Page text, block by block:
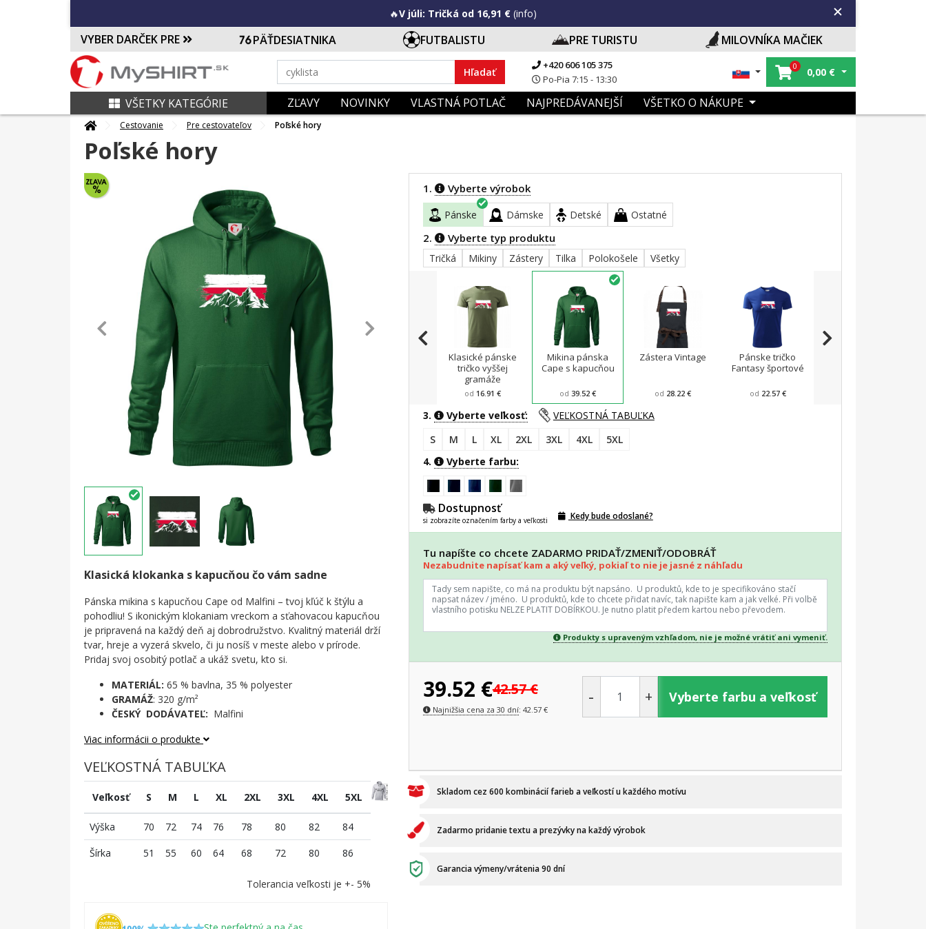
🔥V júli: Tričká od 16,91 € (info)
VYBER DARČEK PRE PÄŤDESIATNIKA FUTBALISTU PRE TURISTU MILOVNÍKA MAČIEK
Hľadať
+420 606 105 375
Po-Pia 7:15 - 13:30
0 0,00 €
VŠETKY KATEGÓRIE ZĽAVY NOVINKY VLASTNÁ POTLAČ NAJPREDÁVANEJŠÍ VŠETKO O NÁKUPE
Cestovanie Pre cestovateľov Poľské hory
Poľské hory
Klasická klokanka s kapucňou čo vám sadne
Pánska mikina s kapucňou Cape od Malfini – tvoj kľúč k štýlu a
pohodliu! S ikonickým klokaniam vreckom a sťahovacou kapucňou
je pripravená na každý deň aj dobrodružstvo. Kvalitný materiál drží
tvar, hreje a vyzerá skvelo, či ju nosíš v meste alebo v prírode.
Pridaj svoj osobitý potlač a ukáž svetu, kto si.
MATERIÁL: 65 % bavlna, 35 % polyester
GRAMÁŽ: 320 g/m²
ČESKÝ DODÁVATEĽ: Malfini
Viac informácii o produkte
VEĽKOSTNÁ TABUĽKA
Veľkosť S M L XL 2XL 3XL 4XL 5XL
Výška 70 72 74 76 78 80 82
84
Šírka
51 55 60 64 68 72 80 86
Tolerancia veľkosti je +- 5%
1. Vyberte výrobok
Pánske Dámske Detské Ostatné
2. Vyberte typ produktu
Tričká Mikiny Zástery Tilka Polokošele Všetky
Klasické pánske
tričko vyššej
gramáže
od 16.91 €
Mikina pánska
Cape s kapucňou
od 39.52 €
Zástera Vintage
od 28.22 €
Pánske tričko
Fantasy športové
od 22.57 €
3. Vyberte veľkosť:
VEĽKOSTNÁ TABUĽKA
S
M L XL 2XL 3XL 4XL
5XL
4.
Vyberte farbu:
Dostupnosť
si zobrazíte označením farby a veľkosti Kedy bude odoslané?
Tu napíšte co chcete ZADARMO PRIDAŤ/ZMENIŤ/ODOBRÁŤ
Nezabudnite napísať kam a aký veľký, pokiaľ to nie je jasné z náhľadu
Produkty s upraveným vzhľadom, nie je možné vrátiť ani vymeniť.
39.52 €42.57€
Najnižšia cena za 30 dní: 42.57€
- + Vyberte farbu a veľkosť
Skladom cez 600 kombinácií farieb a veľkostí u každého motívu
Zadarmo pridanie textu a prezývky na každý výrobok
Garancia výmeny/vrátenia 90 dní